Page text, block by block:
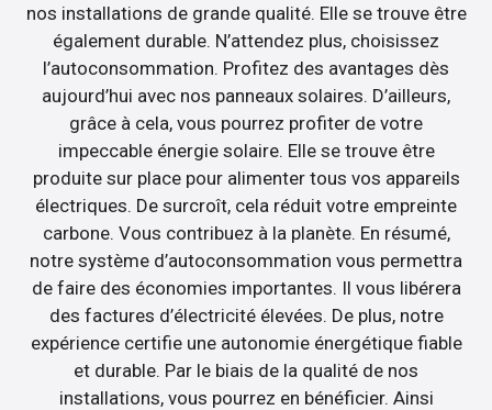
nos installations de grande qualité. Elle se trouve être
également durable. N’attendez plus, choisissez
l’autoconsommation. Profitez des avantages dès
aujourd’hui avec nos panneaux solaires. D’ailleurs,
grâce à cela, vous pourrez profiter de votre
impeccable énergie solaire. Elle se trouve être
produite sur place pour alimenter tous vos appareils
électriques. De surcroît, cela réduit votre empreinte
carbone. Vous contribuez à la planète. En résumé,
notre système d’autoconsommation vous permettra
de faire des économies importantes. Il vous libérera
des factures d’électricité élevées. De plus, notre
expérience certifie une autonomie énergétique fiable
et durable. Par le biais de la qualité de nos
installations, vous pourrez en bénéficier. Ainsi